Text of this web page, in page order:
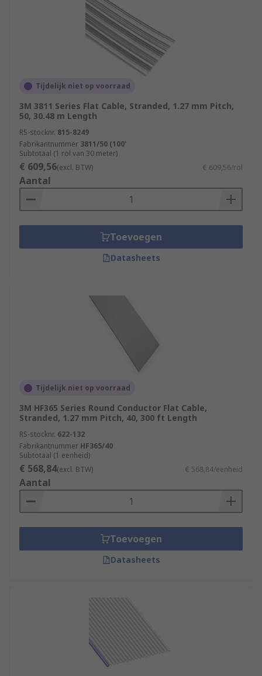
Tijdelijk niet op voorraad
3M 3811 Series Flat Cable, Stranded, 1.27 mm Pitch,
50, 30.48 m Length
RS-stocknr. 815-8249
Fabrikantnummer 3811/50 (100'
Subtotaal (1 rol van 30 meter)
€ 609,56(excl. BTW) € 609,56/rol
Aantal
Toevoegen
Datasheets
Tijdelijk niet op voorraad
3M HF365 Series Round Conductor Flat Cable,
Stranded, 1.27 mm Pitch, 40, 300 ft Length
RS-stocknr. 622-132
Fabrikantnummer HF365/40
Subtotaal (1 eenheid)
€ 568,84(excl. BTW) € 568,84/eenheid
Aantal
Toevoegen
Datasheets